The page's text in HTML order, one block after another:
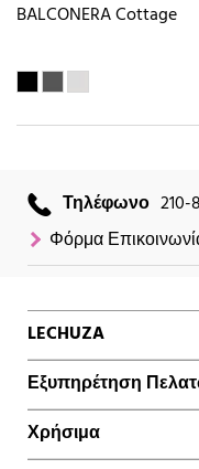
BALCONERA Cottage
Τηλέφωνο 210-
Φόρμα
LECHUZA
Εξυπηρέτηση
Χρήσιμα